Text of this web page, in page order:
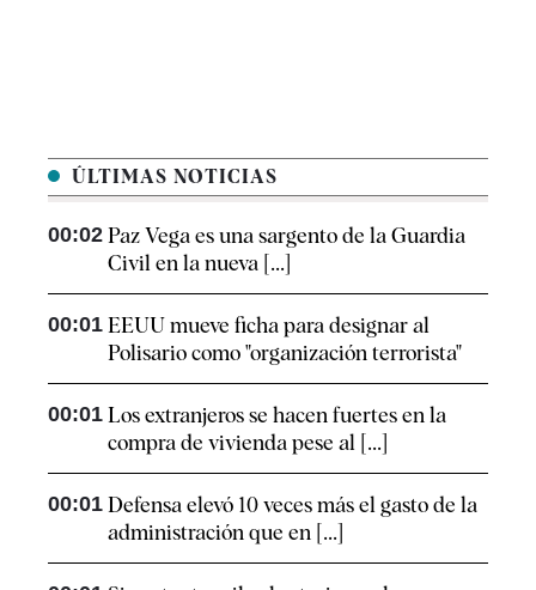
ÚLTIMAS NOTICIAS
00:02 Paz Vega es una sargento de la Guardia
Civil en la nueva [...]
00:01 EEUU mueve ficha para designar al
Polisario como "organización terrorista"
00:01 Los extranjeros se hacen fuertes en la
compra de vivienda pese al [...]
00:01 Defensa elevó 10 veces más el gasto de la
administración que en [...]